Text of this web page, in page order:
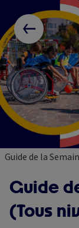
main
content
Guide de la
Guide
(Tous
Paramétrer les